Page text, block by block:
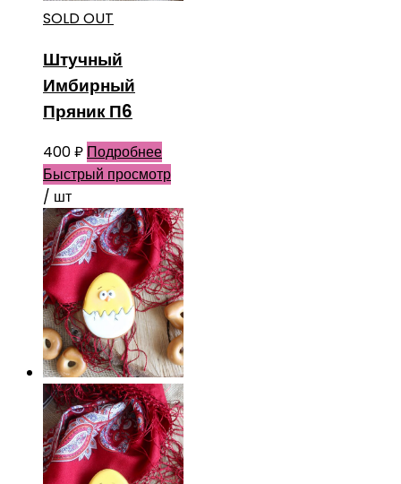
SOLD OUT
Штучный
Имбирный
Пряник П6
400₽ Подробнее
Быстрый просмотр
/ шт